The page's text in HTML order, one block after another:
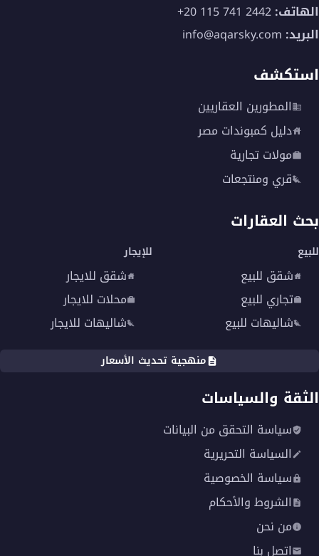
الهاتف:+20 115 741 2442
البريد: info@aqarsky.com
استكشف
المطورين العقاريين
دليل كمبوندات مصر
مولات تجارية
قري ومنتجعات
بحث العقارات
للبيع
شقق للبيع
تجاري للبيع
شاليهات للبيع
للإيجار
شقق للايجار
محلات للايجار
شاليهات للايجار
منهجية تحديث الأسعار
الثقة والسياسات
سياسة التحقق من البيانات
السياسة التحريرية
سياسة الخصوصية
الشروط والأحكام
من نحن
اتصل بنا